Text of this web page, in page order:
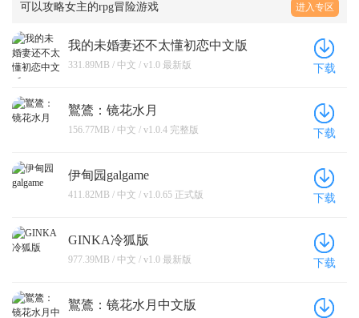
可以攻略女主的rpg冒险游戏 进入专区
我的未婚妻还不太懂初恋中文版
331.89MB / 中文 / v1.0 最新版 下载
鸑鷟：镜花水月
156.77MB / 中文 / v1.0.4 完整版 下载
伊甸园galgame
411.82MB / 中文 / v1.0.65 正式版 下载
GINKA冷狐版
977.39MB / 中文 / v1.0 最新版 下载
鸑鷟：镜花水月中文版